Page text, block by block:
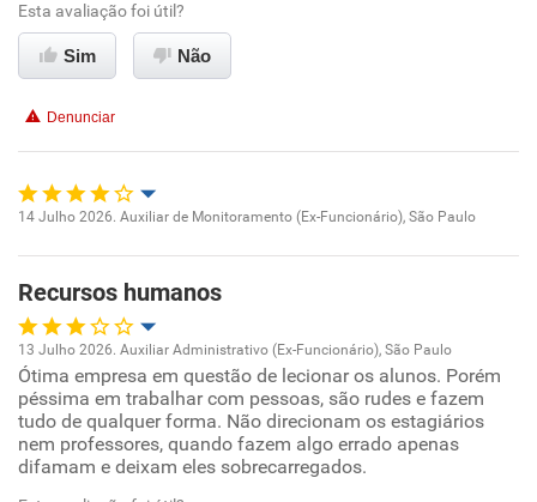
Conciliação com a vida familiar
Não recomenda a diretoria
Esta avaliação foi útil?
Sim Não
Denunciar
Ambiente de trabalho
Benefícios
14 Julho 2026. Auxiliar de Monitoramento (Ex-Funcionário), São Paulo
Recursos humanos
Oportunidade de promoção
Ambiente de trabalho
Conciliação com a vida familiar
13 Julho 2026. Auxiliar Administrativo (Ex-Funcionário), São Paulo
Ótima empresa em questão de lecionar os alunos. Porém
péssima em trabalhar com pessoas, são rudes e fazem
tudo de qualquer forma. Não direcionam os estagiários
nem professores, quando fazem algo errado apenas
difamam e deixam eles sobrecarregados.